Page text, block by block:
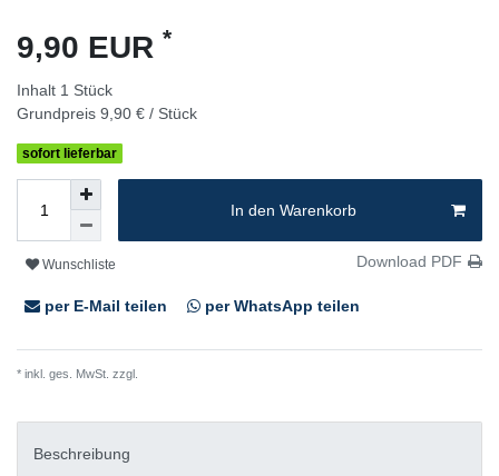
9,90 EUR *
Inhalt 1 Stück
Grundpreis 9,90 € / Stück
sofort lieferbar
In den Warenkorb
Wunschliste Download PDF
per E-Mail teilen per WhatsApp teilen
* inkl. ges. MwSt. zzgl.
Beschreibung